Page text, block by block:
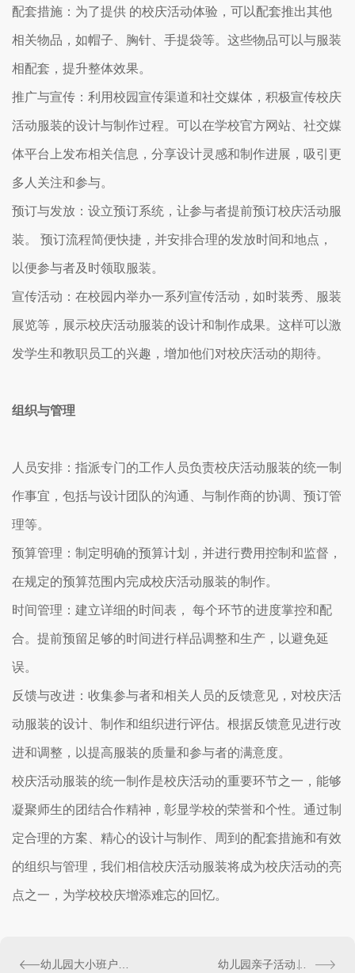
配套措施：为了提供 的校庆活动体验，可以配套推出其他
相关物品，如帽子、胸针、手提袋等。这些物品可以与服装
相配套，提升整体效果。
推广与宣传：利用校园宣传渠道和社交媒体，积极宣传校庆
活动服装的设计与制作过程。可以在学校官方网站、社交媒
体平台上发布相关信息，分享设计灵感和制作进展，吸引更
多人关注和参与。
预订与发放：设立预订系统，让参与者提前预订校庆活动服
装。 预订流程简便快捷，并安排合理的发放时间和地点，
以便参与者及时领取服装。
宣传活动：在校园内举办一系列宣传活动，如时装秀、服装
展览等，展示校庆活动服装的设计和制作成果。这样可以激
发学生和教职员工的兴趣，增加他们对校庆活动的期待。
组织与管理
人员安排：指派专门的工作人员负责校庆活动服装的统一制
作事宜，包括与设计团队的沟通、与制作商的协调、预订管
理等。
预算管理：制定明确的预算计划，并进行费用控制和监督，
在规定的预算范围内完成校庆活动服装的制作。
时间管理：建立详细的时间表， 每个环节的进度掌控和配
合。提前预留足够的时间进行样品调整和生产，以避免延
误。
反馈与改进：收集参与者和相关人员的反馈意见，对校庆活
动服装的设计、制作和组织进行评估。根据反馈意见进行改
进和调整，以提高服装的质量和参与者的满意度。
校庆活动服装的统一制作是校庆活动的重要环节之一，能够
凝聚师生的团结合作精神，彰显学校的荣誉和个性。通过制
定合理的方案、精心的设计与制作、周到的配套措施和有效
的组织与管理，我们相信校庆活动服装将成为校庆活动的亮
点之一，为学校校庆增添难忘的回忆。